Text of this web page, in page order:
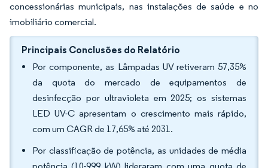
concessionárias municipais, nas instalações de saúde e no
imobiliário comercial.
Principais Conclusões do Relatório
Por componente, as Lâmpadas UV retiveram 57,35%
da quota do mercado de equipamentos de
desinfecção por ultravioleta em 2025; os sistemas
LED UV-C apresentam o crescimento mais rápido,
com um CAGR de 17,65% até 2031.
Por classificação de potência, as unidades de média